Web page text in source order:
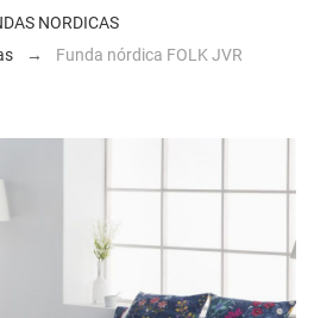
NORDICAS
Funda nórdica FOLK JVR